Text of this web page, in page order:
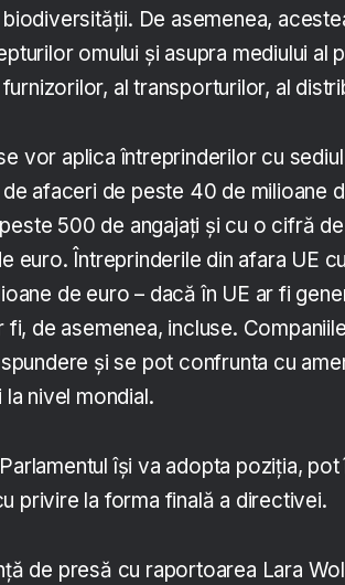
De asemenea,
omului și asupra mediului al
al transporturilor, al
vor aplica întreprinderilor cu
afaceri de peste 40 de milioane
500 de angajați și cu o cifră
euro. Întreprinderile din afara UE
de euro – dacă în UE ar fi
fi, de asemenea, incluse.
și se pot confrunta cu
nivel mondial.
își va adopta poziția,
privire la forma finală a directivei.
de presă cu raportoarea Lara